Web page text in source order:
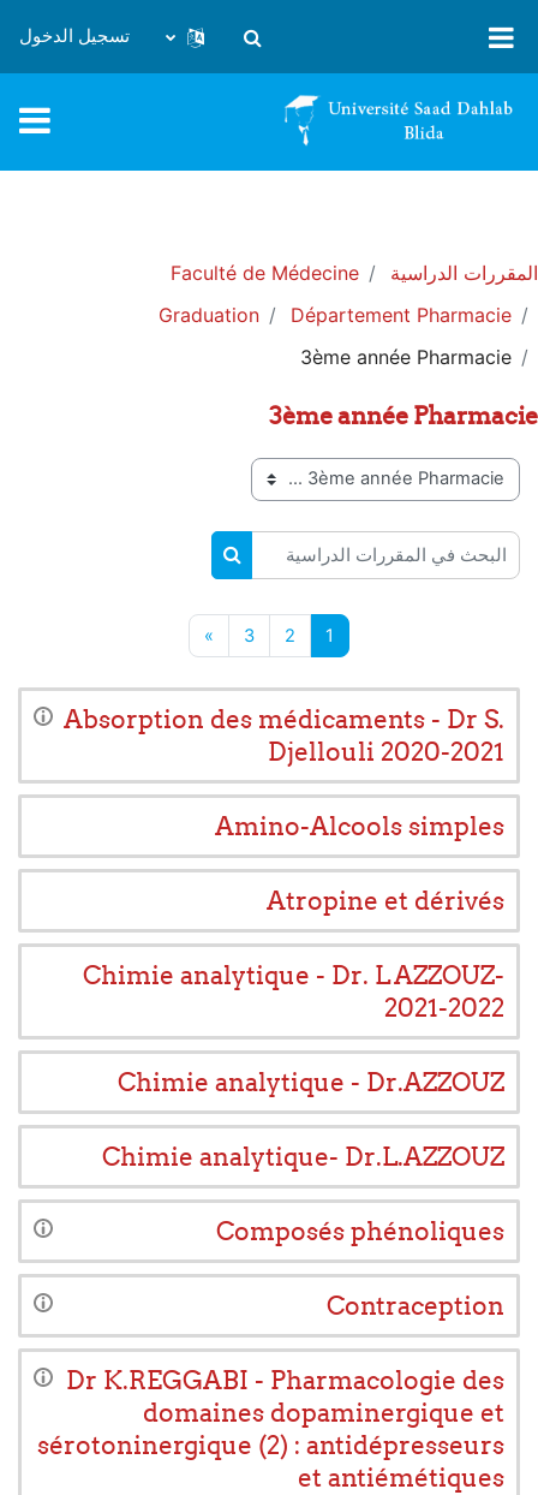
تبديل إدخال البحث
تسجيل الدخول
المقررات الدراسية
Faculté de Médecine
Département Pharmacie
Graduation
3ème année Pharmacie
3ème année Pharmacie
تصنيفات المقررات
البحث في المقررات الدراسية
البحث في المقررات الدراسية
1صفحة 1
2 صفحة 2
3 صفحة 3
»
Absorption des médicaments - Dr S.
Djellouli 2020-2021
Amino-Alcools simples
Atropine et dérivés
Chimie analytique - Dr. L AZZOUZ-
2021-2022
Chimie analytique - Dr.AZZOUZ
Chimie analytique- Dr.L.AZZOUZ
Composés phénoliques
Contraception
Dr K.REGGABI - Pharmacologie des
domaines dopaminergique et
sérotoninergique (2) : antidépresseurs
et antiémétiques